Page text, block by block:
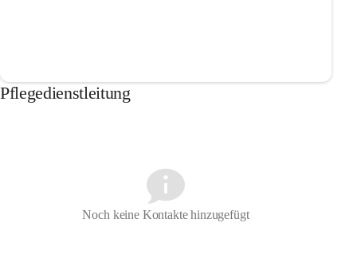
Pflegedienstleitung
Noch keine Kontakte hinzugefügt